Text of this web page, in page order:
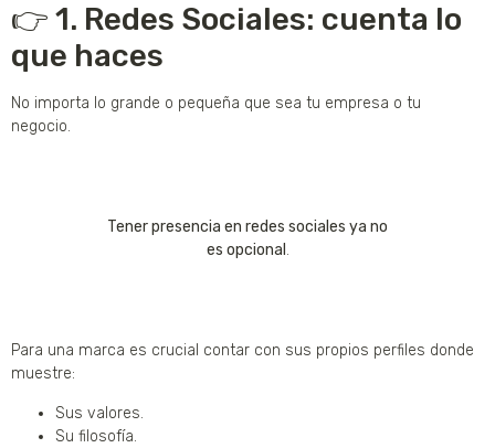
👉 1. Redes Sociales: cuenta lo
que haces
No importa lo grande o pequeña que sea tu empresa o tu
negocio.
Tener presencia en redes sociales ya no
es opcional.
Para una marca es crucial contar con sus propios perfiles donde
muestre:
Sus valores.
Su filosofía.